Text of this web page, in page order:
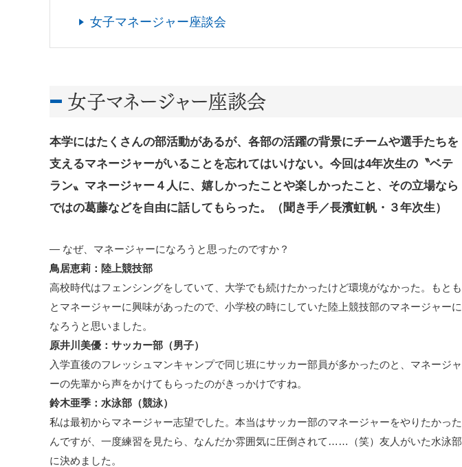
女子マネージャー座談会
女子マネージャー座談会
本学にはたくさんの部活動があるが、各部の活躍の背景にチームや選手たちを
支えるマネージャーがいることを忘れてはいけない。今回は4年次生の〝ベテ
ラン〟マネージャー４人に、嬉しかったことや楽しかったこと、その立場なら
ではの葛藤などを自由に話してもらった。（聞き手／長濱虹帆・３年次生）
― なぜ、マネージャーになろうと思ったのですか？
鳥居恵莉：陸上競技部
高校時代はフェンシングをしていて、大学でも続けたかったけど環境がなかった。もとも
とマネージャーに興味があったので、小学校の時にしていた陸上競技部のマネージャーに
なろうと思いました。
原井川美優：サッカー部（男子）
入学直後のフレッシュマンキャンプで同じ班にサッカー部員が多かったのと、マネージャ
ーの先輩から声をかけてもらったのがきっかけですね。
鈴木亜季：水泳部（競泳）
私は最初からマネージャー志望でした。本当はサッカー部のマネージャーをやりたかった
んですが、一度練習を見たら、なんだか雰囲気に圧倒されて……（笑）友人がいた水泳部
に決めました。